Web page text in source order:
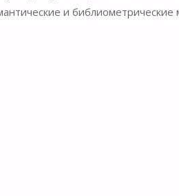
и библиометрические